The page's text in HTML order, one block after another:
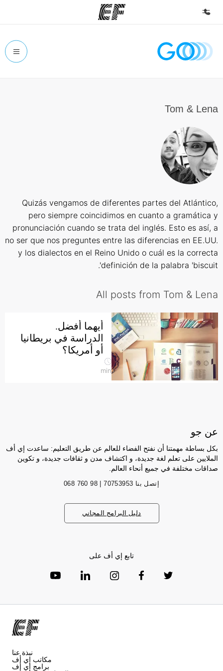
الصفحة الرئيسية
أعثر على مكتب قريب منك
نبذة عنا
من نحن
إنضم إلى الفريق
Tom & Lena
Quizás vengamos de diferentes partes del Atlántico,
pero siempre coincidimos en cuanto a gramática y
pronunciación cuando se trata del inglés. Esto es así, a
no ser que nos preguntes entre las diferencias en EE.UU.
y los dialectos en el Reino Unido o cuál es la correcta
definición de la palabra 'biscuit'.
All posts from Tom & Lena
أيهما أفضل.
الدراسة في بريطانيا
أو أمريكا؟
min
عن جو
بكل بساطة مهمتنا أن نفتح الفضاء للعالم عن طريق التعليم: ساعدت إي أف
الملايين على تعلم لغة جديدة، و اكتشاف مدن و ثقافات جديدة، و تكوين
صداقات مختلفة في جميع أنحاء العالم.
إتصل بنا 70753953 | 98 760 068
دليل البرامج المجاني
تابع إي أف على
نبذة عنا
مكاتب إي أف
برامج إي أف